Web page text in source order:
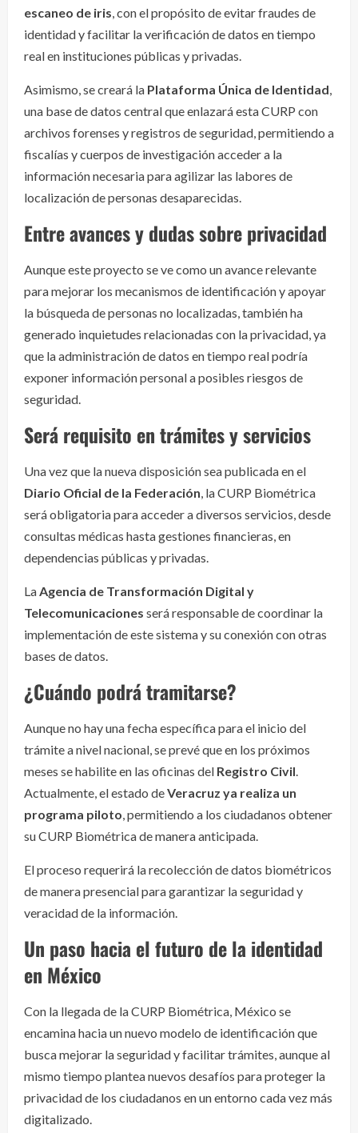
escaneo de iris, con el propósito de evitar fraudes de
identidad y facilitar la verificación de datos en tiempo
real en instituciones públicas y privadas.
Asimismo, se creará la Plataforma Única de Identidad,
una base de datos central que enlazará esta CURP con
archivos forenses y registros de seguridad, permitiendo a
fiscalías y cuerpos de investigación acceder a la
información necesaria para agilizar las labores de
localización de personas desaparecidas.
Entre avances y dudas sobre privacidad
Aunque este proyecto se ve como un avance relevante
para mejorar los mecanismos de identificación y apoyar
la búsqueda de personas no localizadas, también ha
generado inquietudes relacionadas con la privacidad, ya
que la administración de datos en tiempo real podría
exponer información personal a posibles riesgos de
seguridad.
Será requisito en trámites y servicios
Una vez que la nueva disposición sea publicada en el
Diario Oficial de la Federación, la CURP Biométrica
será obligatoria para acceder a diversos servicios, desde
consultas médicas hasta gestiones financieras, en
dependencias públicas y privadas.
LaAgencia de Transformación Digital y
Telecomunicaciones será responsable de coordinar la
implementación de este sistema y su conexión con otras
bases de datos.
¿Cuándo podrá tramitarse?
Aunque no hay una fecha específica para el inicio del
trámite a nivel nacional, se prevé que en los próximos
meses se habilite en las oficinas del Registro Civil.
Actualmente, el estado deVeracruz ya realiza un
programa piloto, permitiendo a los ciudadanos obtener
su CURP Biométrica de manera anticipada.
El proceso requerirá la recolección de datos biométricos
de manera presencial para garantizar la seguridad y
veracidad de la información.
Un paso hacia el futuro de la identidad
en México
Con la llegada de la CURP Biométrica, México se
encamina hacia un nuevo modelo de identificación que
busca mejorar la seguridad y facilitar trámites, aunque al
mismo tiempo plantea nuevos desafíos para proteger la
privacidad de los ciudadanos en un entorno cada vez más
digitalizado.